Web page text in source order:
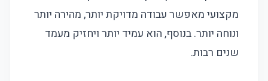
מקצועי מאפשר עבודה מדויקת יותר, מהירה יותר
ונוחה יותר. בנוסף, הוא עמיד יותר ויחזיק מעמד
שנים רבות.